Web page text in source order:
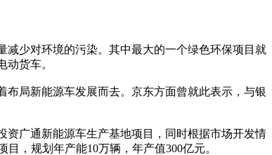
少对环境的污染。其中最大的一个绿色环保项目就
货车。
局新能源车发展而去。京东方面曾就此表示，与银
广通新能源车生产基地项目，同时根据市场开发情
，规划年产能10万辆，年产值300亿元。